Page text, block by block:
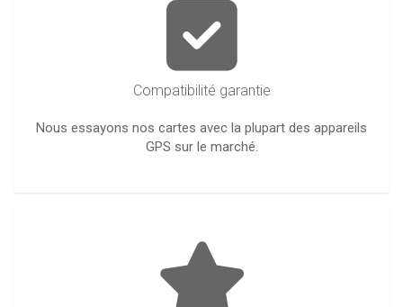
Compatibilité garantie
Nous essayons nos cartes avec la plupart des appareils
GPS sur le marché.